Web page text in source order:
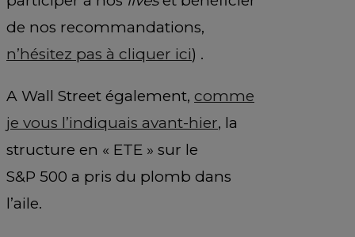
de nos recommandations,
n’hésitez pas à cliquer ici) .
A Wall Street également, comme
je vous l’indiquais avant-hier, la
structure en « ETE » sur le
S&P 500 a pris du plomb dans
l’aile.